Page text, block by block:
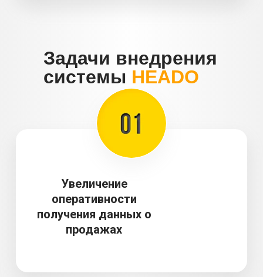
Увеличение
оперативности
получения данных о
продажах
Задачи внедрения
системы HEADO